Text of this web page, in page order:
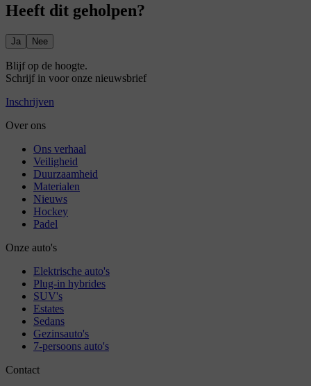
Heeft dit geholpen?
Ja Nee